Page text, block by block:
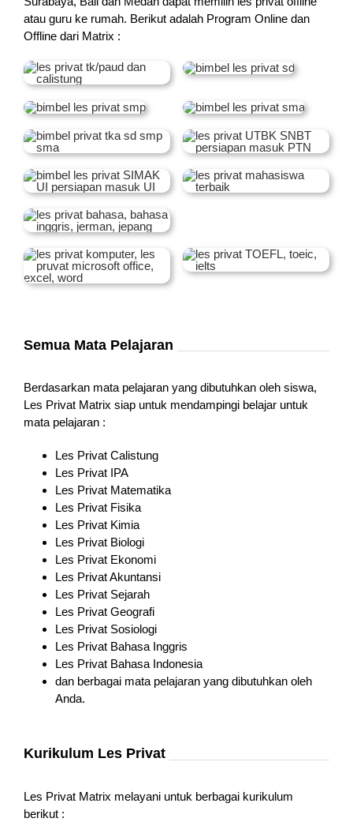
atau guru ke rumah. Berikut adalah Program Online dan
Offline dari Matrix :
Semua Mata Pelajaran
Berdasarkan mata pelajaran yang dibutuhkan oleh siswa,
Les Privat Matrix siap untuk mendampingi belajar untuk
mata pelajaran :
Les Privat Calistung
Les Privat IPA
Les Privat Matematika
Les Privat Fisika
Les Privat Kimia
Les Privat Biologi
Les Privat Ekonomi
Les Privat Akuntansi
Les Privat Sejarah
Les Privat Geografi
Les Privat Sosiologi
Les Privat Bahasa Inggris
Les Privat Bahasa Indonesia
dan berbagai mata pelajaran yang dibutuhkan oleh
Anda.
Kurikulum Les Privat
Les Privat Matrix melayani untuk berbagai kurikulum
berikut :